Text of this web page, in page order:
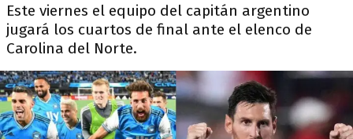
Este viernes el equipo del capitán argentino
jugará los cuartos de final ante el elenco de
Carolina del Norte.